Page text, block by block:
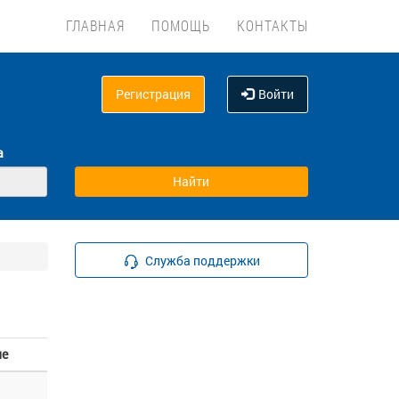
ГЛАВНАЯ ПОМОЩЬ КОНТАКТЫ
Регистрация Войти
Служба поддержки